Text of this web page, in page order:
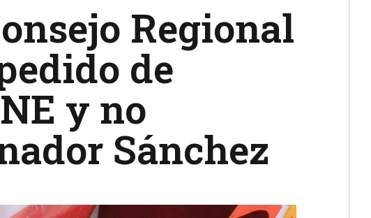
Regional
de
y no
Sánchez